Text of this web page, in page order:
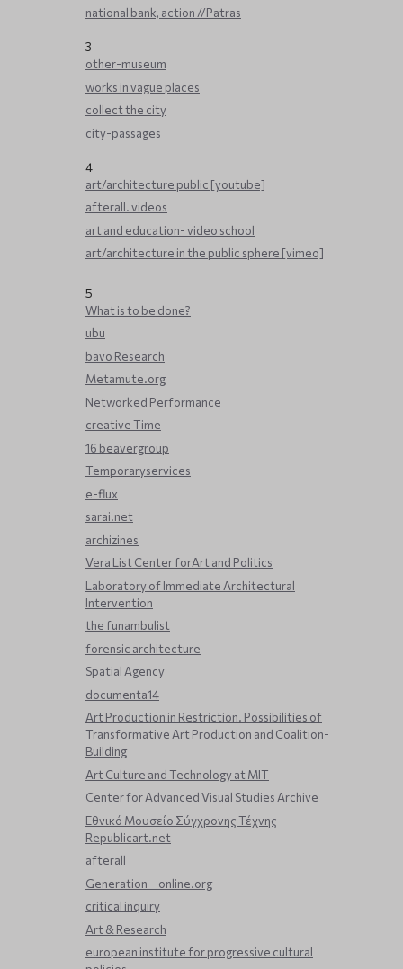
national bank, action //Patras
3
other-museum
works in vague places
collect the city
city-passages
4
art/architecture public [youtube]
afterall. videos
art and education- video school
art/architecture in the public sphere [vimeo]
5
What is to be done?
ubu
bavo Research
Metamute.org
Networked Performance
creative Time
16 beavergroup
Temporaryservices
e-flux
sarai.net
archizines
Vera List Center forArt and Politics
Laboratory of Immediate Architectural
Intervention
the funambulist
forensic architecture
Spatial Agency
documenta14
Art Production in Restriction. Possibilities of
Transformative Art Production and Coalition-
Building
Art Culture and Technology at MIT
Center for Advanced Visual Studies Archive
Εθνικό Μουσείο Σύγχρονης Τέχνης
Republicart.net
afterall
Generation – online.org
critical inquiry
Art & Research
european institute for progressive cultural